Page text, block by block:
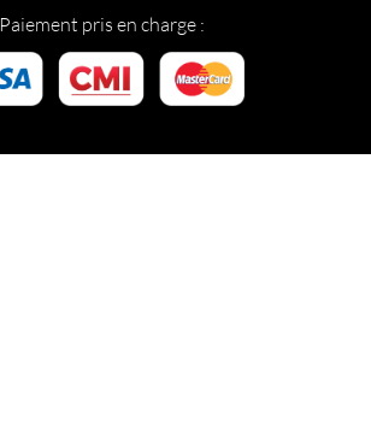
Paiement pris en charge :